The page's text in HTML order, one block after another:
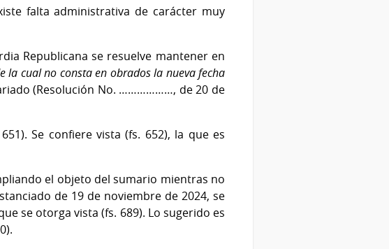
falta administrativa de carácter muy
Republicana se resuelve mantener en
la cual no consta en obrados la nueva fecha
(Resolución No. ………………, de 20 de
Se confiere vista (fs. 652), la que es
el objeto del sumario mientras no
de 19 de noviembre de 2024, se
se otorga vista (fs. 689). Lo sugerido es